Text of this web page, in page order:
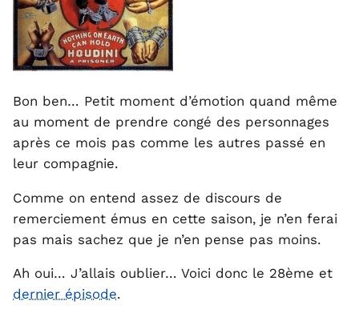
Bon ben… Petit moment d’émotion quand même
au moment de prendre congé des personnages
après ce mois pas comme les autres passé en
leur compagnie.
Comme on entend assez de discours de
remerciement émus en cette saison, je n’en ferai
pas mais sachez que je n’en pense pas moins.
Ah oui… J’allais oublier… Voici donc le 28ème et
dernier épisode.